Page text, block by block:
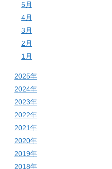
5月
4月
3月
2月
1月
2025年
2024年
2023年
2022年
2021年
2020年
2019年
2018年